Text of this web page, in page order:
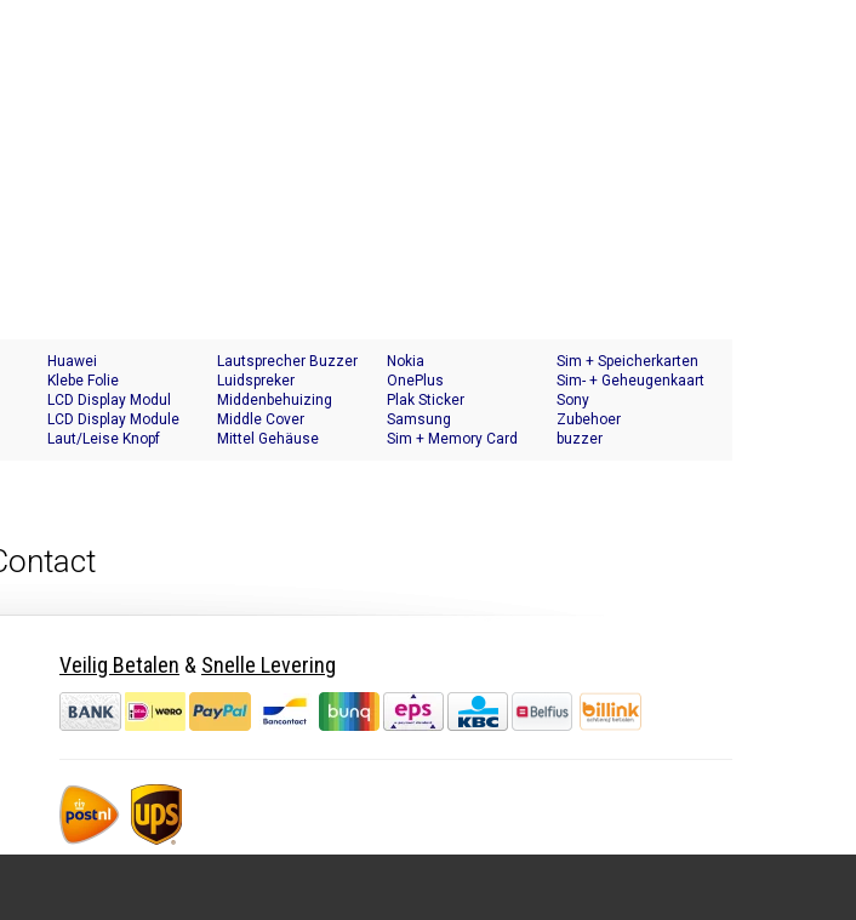
Huawei
Klebe Folie
LCD Display Modul
LCD Display Module
Laut/Leise Knopf
Lautsprecher Buzzer
Luidspreker
Middenbehuizing
Middle Cover
Mittel Gehäuse
Nokia
OnePlus
Plak Sticker
Samsung
Sim + Memory Card
Sim + Speicherkarten
Halter
Sim- + Geheugenkaart
Houder
Sony
Zubehoer
buzzer
Veilig Betalen & Snelle Levering